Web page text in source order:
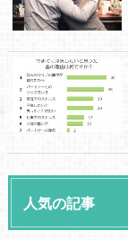
人気の記事